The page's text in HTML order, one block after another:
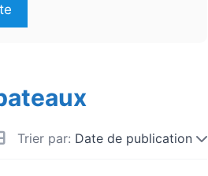
Trier par: Date de publication